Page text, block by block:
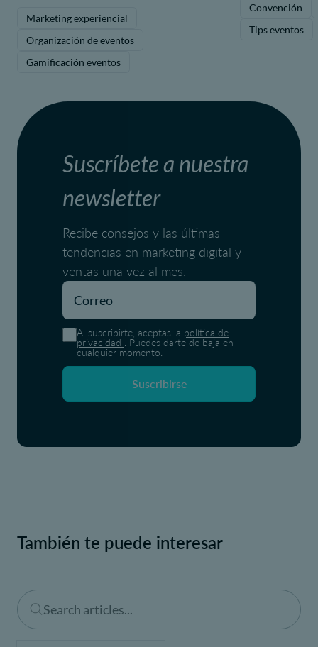
Marketing experiencial
Organización de eventos
Gamificación eventos
Convención
Tips eventos
Suscríbete a nuestra
newsletter
Recibe consejos y las últimas
tendencias en marketing digital y
ventas una vez al mes.
Al suscribirte, aceptas la política de
privacidad
. Puedes darte de baja en
cualquier momento.
Suscribirse
También te puede interesar